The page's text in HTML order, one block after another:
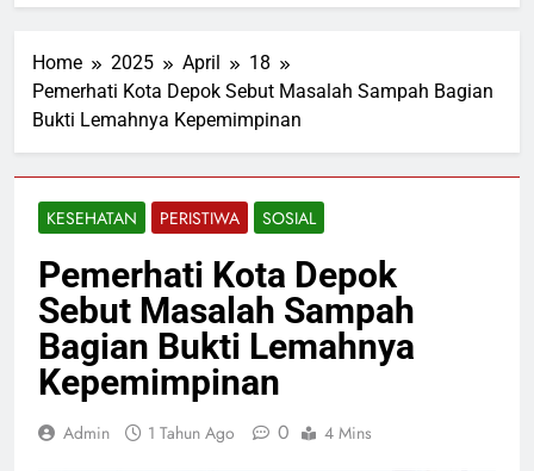
Home 2025 April
18
Pemerhati Kota Depok Sebut Masalah Sampah Bagian
Bukti Lemahnya Kepemimpinan
KESEHATAN PERISTIWA SOSIAL
Pemerhati Kota Depok
Sebut Masalah Sampah
Bagian Bukti Lemahnya
Kepemimpinan
Admin 1 Tahun Ago 0 4 Mins